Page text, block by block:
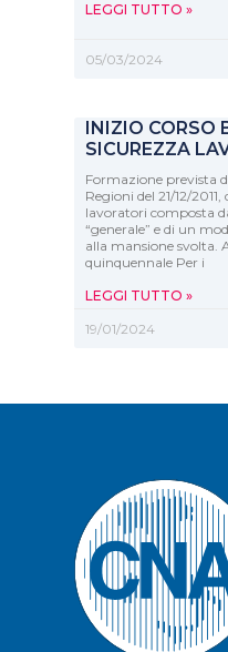
LEGGI TUTTO »
05/03/2024
INIZIO CORSO
SICUREZZA
Formazione prevista
Regioni del 21/12/
lavoratori composta
“generale” e di un
alla mansione svolta.
quinquennale Per i
LEGGI TUTTO »
19/01/2024